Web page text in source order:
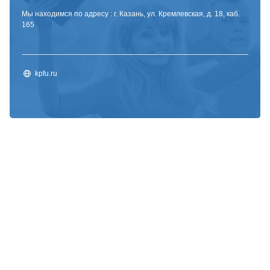
Мы находимся по адресу : г. Казань, ул. Кремлевская, д. 18, каб.
165
kpfu.ru